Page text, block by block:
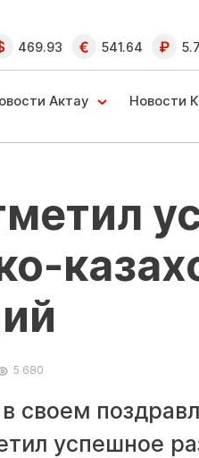
469.93 541.64
Актау Новости
5 680
своем
успешное